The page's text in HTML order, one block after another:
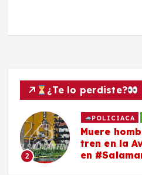
¿Te lo perdiste?
2
POLICIACA
Muere
tren en la
en